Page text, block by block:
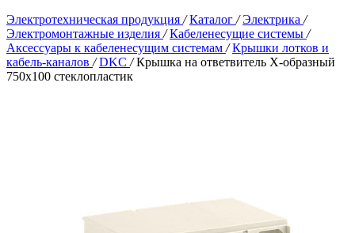
Электротехническая продукция / Каталог / Электрика /
Электромонтажные изделия / Кабеленесущие системы /
Аксессуары к кабеленесущим системам / Крышки лотков и
кабель-каналов / DKC / Крышка на ответвитель Х-образный
750x100 стеклопластик